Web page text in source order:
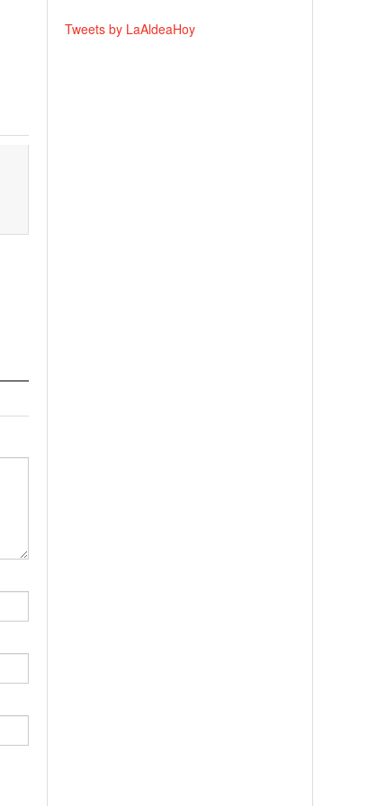
Tweets by LaAldeaHoy